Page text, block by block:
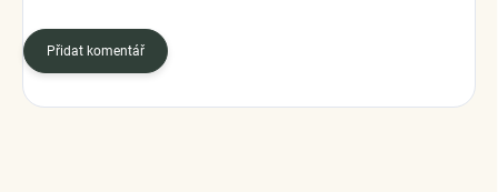
Přidat komentář